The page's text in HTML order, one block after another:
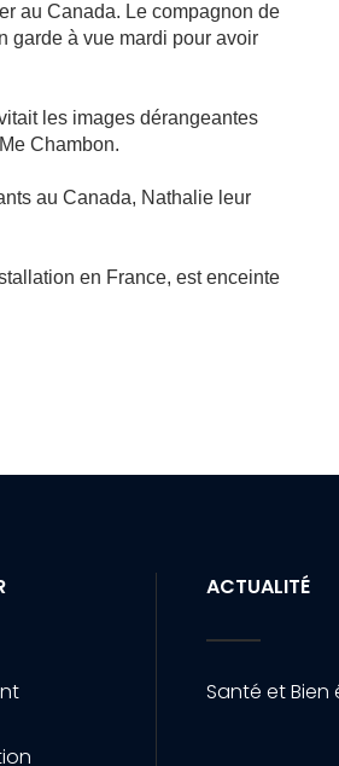
au Canada. Le compagnon de
garde à vue mardi pour avoir
les images dérangeantes
Chambon.
au Canada, Nathalie leur
en France, est enceinte
ACTUALITÉ
Santé et Bien